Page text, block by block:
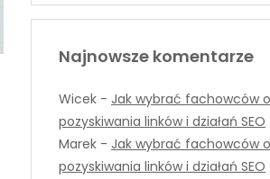
Najnowsze komentarze
Wicek - Jak wybrać fachowców
pozyskiwania linków i działań SEO
Marek - Jak wybrać fachowców
pozyskiwania linków i działań SEO